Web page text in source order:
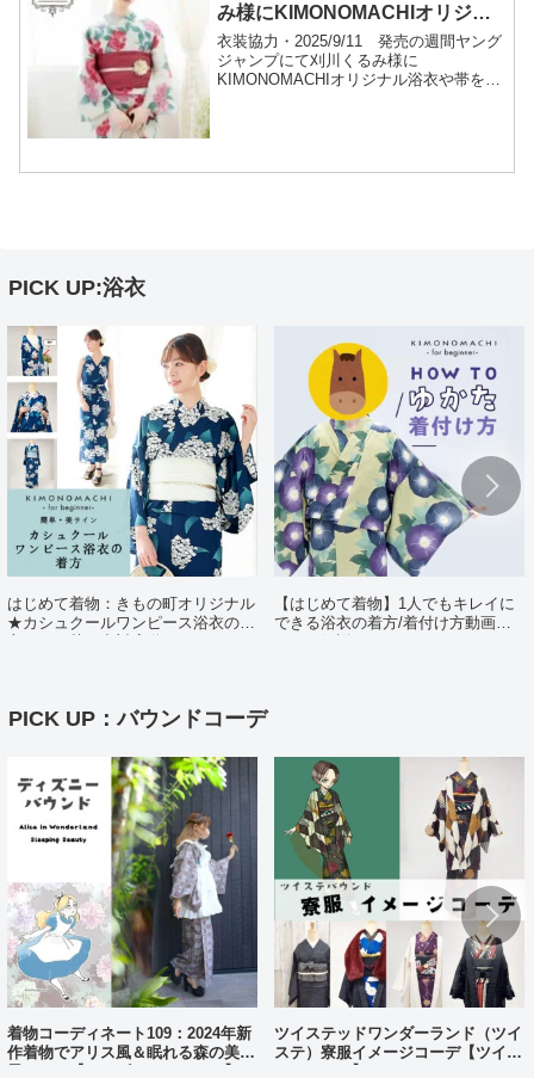
み様にKIMONOMACHIオリジナ
ル浴衣や帯をご着用いただきまし
た！
衣装協力・2025/9/11 発売の週間ヤング
ジャンプにて刈川くるみ様に
KIMONOMACHIオリジナル浴衣や帯をご
PICK UP:浴衣
はじめて着物：きもの町オリジナル
★カシュクールワンピース浴衣の着
【はじめて着物】1人でもキレイに
できる浴衣の着方/着付け方動画ポ
PICK UP：バウンドコーデ
着物コーディネート109：2024年新
作着物でアリス風＆眠れる森の美女
ツイステッドワンダーランド（ツイ
ステ）寮服イメージコーデ【ツイス